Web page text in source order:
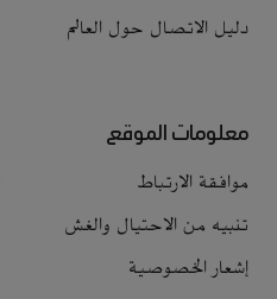
دليل الاتصال حول العالم
معلومات الموقع
موافقة الارتباط
تنبيه من الاحتيال والغش
إشعار الخصوصية